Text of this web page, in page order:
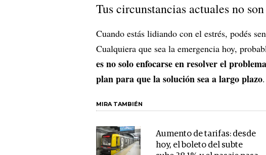
Tus circunstancias actuales no
Cuando estás lidiando con el estrés, podés
Cualquiera que sea la emergencia hoy,
es no solo enfocarse en resolver el
plan para que la solución sea a largo plazo.
MIRA TAMBIÉN
Aumento de tarifas: desde
hoy, el boleto del subte